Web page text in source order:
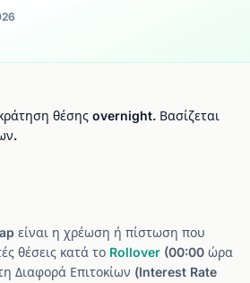
θέσης overnight. Βασίζεται
είναι η χρέωση ή πίστωση που
θέσεις κατά το Rollover (00:00 ώρα
Διαφορά Επιτοκίων (Interest Rate